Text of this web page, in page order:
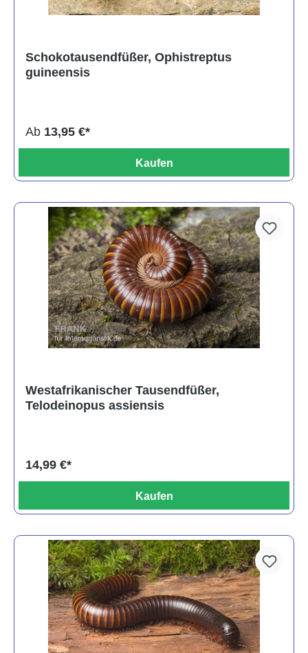
Schokotausendfüßer, Ophistreptus
guineensis
Ab 13,95 €*
Kaufen
Westafrikanischer Tausendfüßer,
Telodeinopus assiensis
14,99 €*
Kaufen